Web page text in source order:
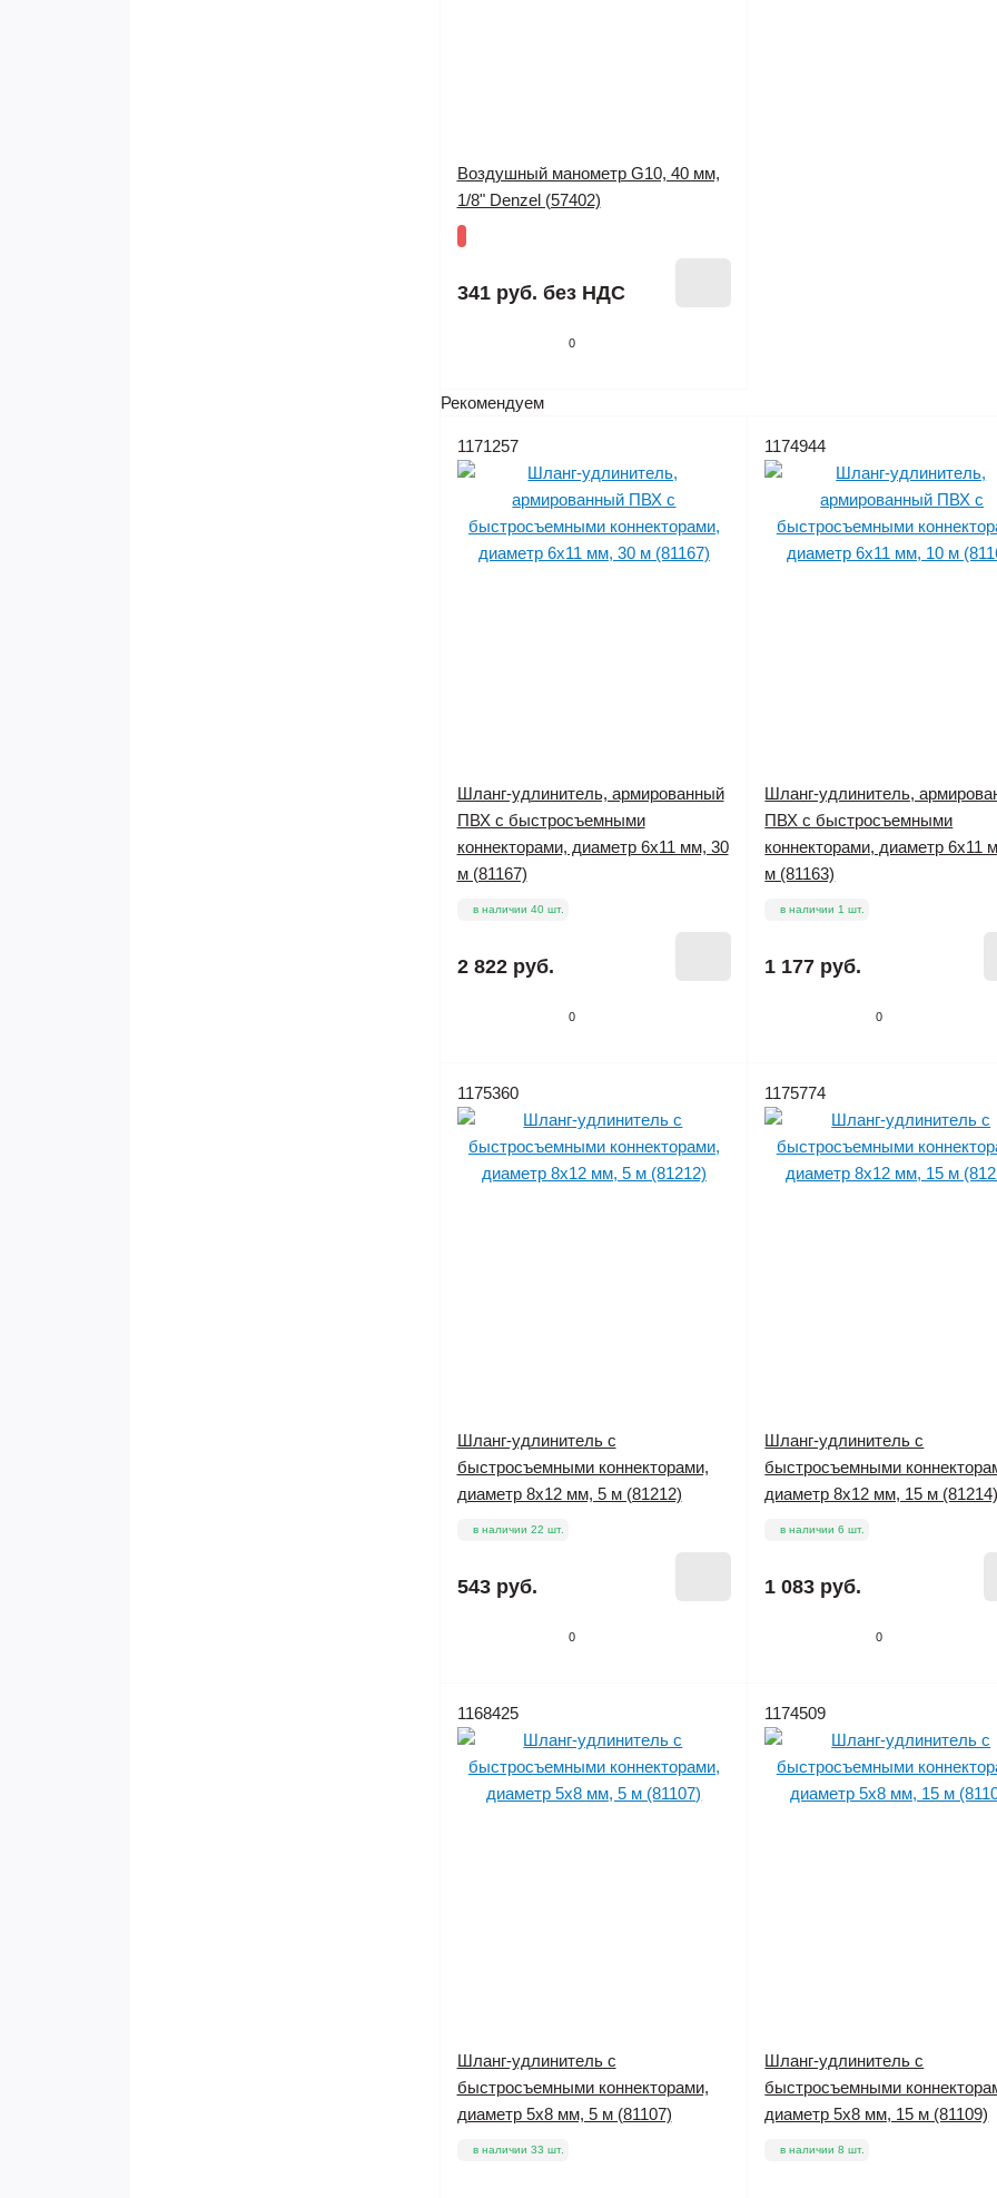
0
Воздушный манометр G10, 40 мм,
1/8" Denzel (57402)
341 руб. без НДС
Рекомендуем
1171257
0
Шланг-удлинитель, армированный
ПВХ с быстросъемными
коннекторами, диаметр 6х11 мм, 30
м (81167)
в наличии 40 шт.
2 822 руб.
1174944
0
Шланг-удлинитель,
ПВХ с быстросъемными
коннекторами, диаметр 6х11
м (81163)
в наличии 1 шт.
1 177 руб.
1175360
0
Шланг-удлинитель с
быстросъемными коннекторами,
диаметр 8х12 мм, 5 м (81212)
в наличии 22 шт.
543 руб.
1175774
0
Шланг-удлинитель с
быстросъемными
диаметр 8х12 мм, 15 м
в наличии 6 шт.
1 083 руб.
1168425
Шланг-удлинитель с
быстросъемными коннекторами,
диаметр 5х8 мм, 5 м (81107)
в наличии 33 шт.
1174509
Шланг-удлинитель с
быстросъемными
диаметр 5х8 мм, 15 м (81109)
в наличии 8 шт.